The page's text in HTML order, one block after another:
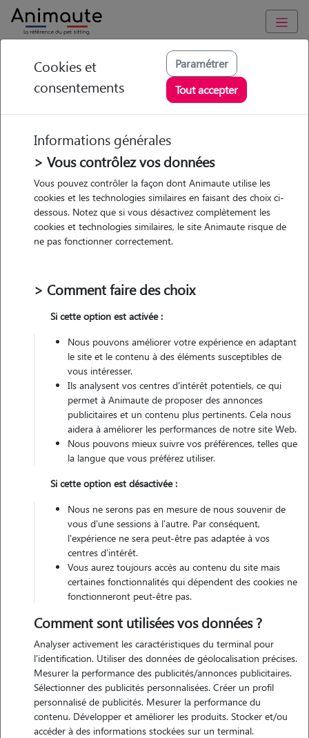
Animaute Nouvelle Aquitaine Gironde/Le Haillan
Sandra - Petsitter à
LE HAILLAN
• 35 ans
Non véhiculé
Contacter
L'envoi d'une demande est sans engagement
Motivation
Expérience
Cookies et
consentements
Paramétrer
Tout accepter
Informations générales
> Vous contrôlez vos données
Vous pouvez contrôler la façon dont Animaute utilise les
cookies et les technologies similaires en faisant des choix ci-
dessous. Notez que si vous désactivez complètement les
cookies et technologies similaires, le site Animaute risque de
ne pas fonctionner correctement.
> Comment faire des choix
Si cette option est activée :
Nous pouvons améliorer votre expérience en adaptant
le site et le contenu à des éléments susceptibles de
vous intéresser.
Ils analysent vos centres d'intérêt potentiels, ce qui
permet à Animaute de proposer des annonces
publicitaires et un contenu plus pertinents. Cela nous
aidera à améliorer les performances de notre site Web.
Nous pouvons mieux suivre vos préférences, telles que
la langue que vous préférez utiliser.
Si cette option est désactivée :
Nous ne serons pas en mesure de nous souvenir de
vous d'une sessions à l'autre. Par conséquent,
l'expérience ne sera peut-être pas adaptée à vos
centres d'intérêt.
Vous aurez toujours accès au contenu du site mais
certaines fonctionnalités qui dépendent des cookies ne
fonctionneront peut-être pas.
Comment sont utilisées vos données ?
Analyser activement les caractéristiques du terminal pour
l'identification. Utiliser des données de géolocalisation précises.
Mesurer la performance des publicités/annonces publicitaires.
Sélectionner des publicités personnalisées. Créer un profil
personnalisé de publicités. Mesurer la performance du
contenu. Développer et améliorer les produits. Stocker et/ou
accéder à des informations stockées sur un terminal.